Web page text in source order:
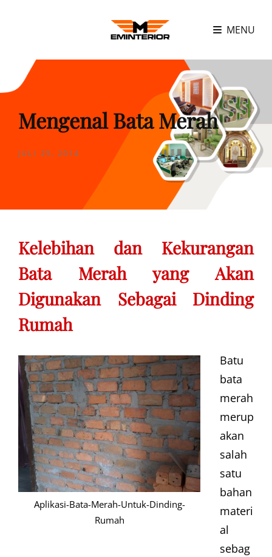
MENU
Mengenal Bata Merah
POSTED
JULI 25, 2014
Kelebihan dan Kekurangan
Bata Merah yang Akan
Digunakan Sebagai Dinding
Rumah
Aplikasi-Bata-Merah-Untuk-Dinding-
Rumah
Batu
bata
merah
merup
akan
salah
satu
bahan
materi
al
sebag